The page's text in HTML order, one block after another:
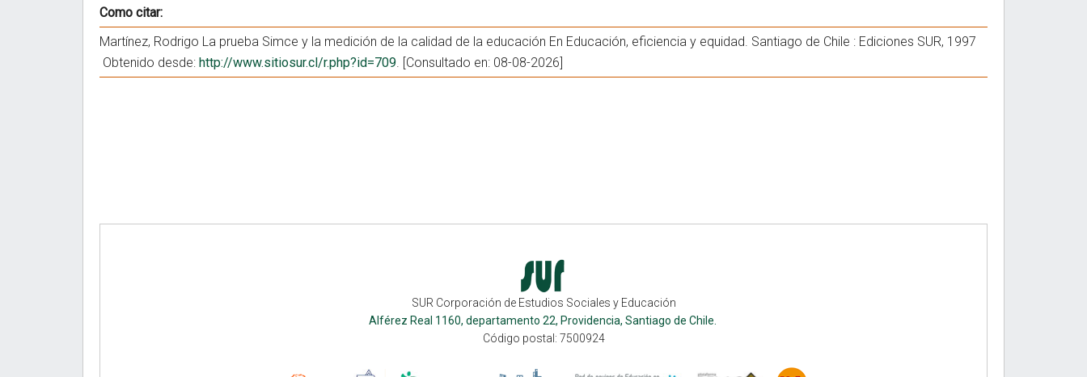
Como citar:
Martínez, Rodrigo La prueba Simce y la medición de la calidad de la educación En Educación, eficiencia y equidad. Santiago de Chile : Ediciones SUR, 1997
Obtenido desde: http://www.sitiosur.cl/r.php?id=709. [Consultado en: 08-08-2026]
SUR Corporación de Estudios Sociales y Educación
Alférez Real 1160, departamento 22, Providencia, Santiago de Chile.
Código postal: 7500924